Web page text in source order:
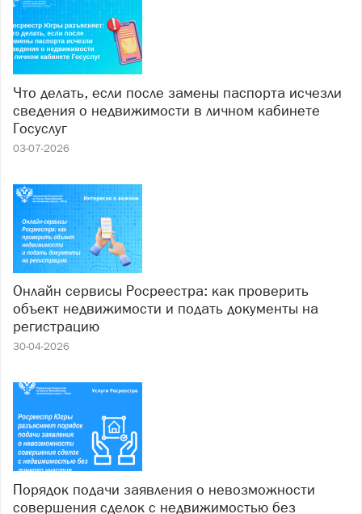
Что делать, если после замены паспорта исчезли
сведения о недвижимости в личном кабинете
Госуслуг
03-07-2026
Онлайн сервисы Росреестра: как проверить
объект недвижимости и подать документы на
регистрацию
30-04-2026
Порядок подачи заявления о невозможности
совершения сделок с недвижимостью без